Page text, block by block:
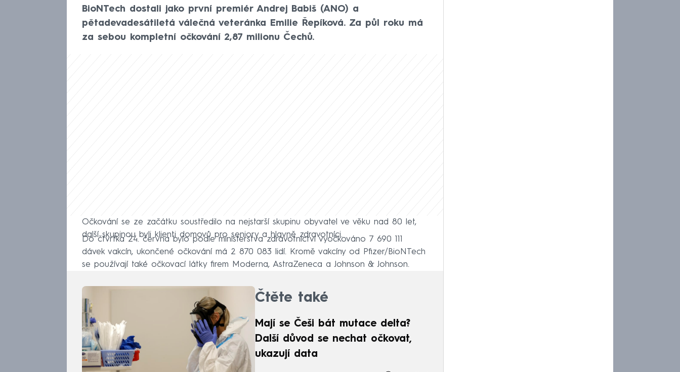
BioNTech dostali jako první premiér Andrej Babiš (ANO) a
pětadevadesátiletá válečná veteránka Emilie Řepíková. Za půl roku má
za sebou kompletní očkování 2,87 milionu Čechů.
Očkování se ze začátku soustředilo na nejstarší skupinu obyvatel ve věku nad 80 let,
další skupinou byli klienti domovů pro seniory a hlavně zdravotníci.
Do čtvrtka 24. června bylo podle ministerstva zdravotnictví vyočkováno 7 690 111
dávek vakcín, ukončené očkování má 2 870 083 lidí. Kromě vakcíny od Pfizer/BioNTech
se používají také očkovací látky firem Moderna, AstraZeneca a Johnson & Johnson.
Čtěte také
Mají se Češi bát mutace delta?
Další důvod se nechat očkovat,
ukazují data